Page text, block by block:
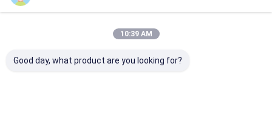
Prodotti Raccomandati
10:39 AM
Good day, what product are you looking for?